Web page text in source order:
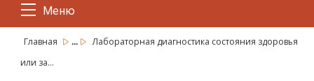
Меню
Главная ...
Лабораторная диагностика состояния здоровья
или за...